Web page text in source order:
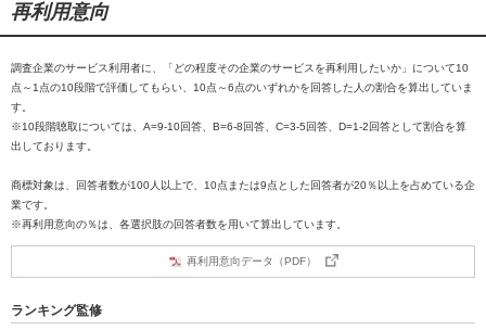
再利用意向
調査企業のサービス利用者に、「どの程度その企業のサービスを再利用したいか」について10
点～1点の10段階で評価してもらい、10点～6点のいずれかを回答した人の割合を算出していま
す。
※10段階聴取については、A=9-10回答、B=6-8回答、C=3-5回答、D=1-2回答として割合を算
出しております。
商標対象は、回答者数が100人以上で、10点または9点とした回答者が20％以上を占めている企
業です。
※再利用意向の％は、各選択肢の回答者数を用いて算出しています。
再利用意向データ（PDF）
ランキング監修